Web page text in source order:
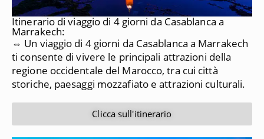
Itinerario di viaggio di 4 giorni da Casablanca a
Marrakech:
⇔ Un viaggio di 4 giorni da Casablanca a Marrakech
ti consente di vivere le principali attrazioni della
regione occidentale del Marocco, tra cui città
storiche, paesaggi mozzafiato e attrazioni culturali.
Clicca sull'itinerario